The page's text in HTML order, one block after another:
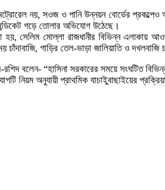
নয়, সওজ ও পানি উন্নয়ন বোর্ডের প্রকল্পেও
গড়ে তোলার অভিযোগ উঠেছে।
হয়, সেলিম মোল্লা রাজধানীর বিভিন্ন এলাকায়
গাড়ির তেল-ভাড়া জালিয়াতি ও দখলবাজি
বলেন- “হাসিনা সরকারের সময়ে সংঘটিত
নিয়ম অনুযায়ী প্রাথমিক যাচাইুবাছাইয়ের